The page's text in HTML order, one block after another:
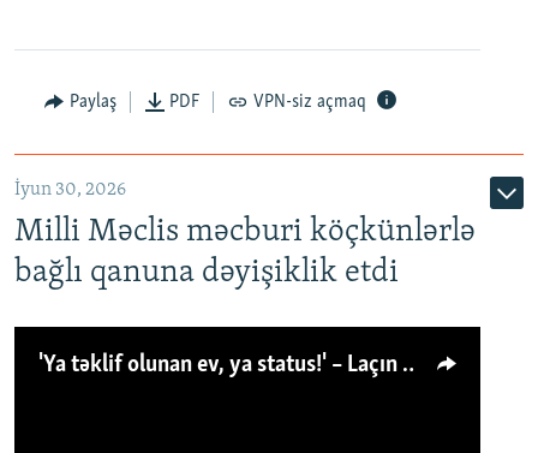
Paylaş PDF VPN-siz açmaq
İyun 30, 2026
Milli Məclis məcburi köçkünlərlə
bağlı qanuna dəyişiklik etdi
'Ya təklif olunan ev, ya status!' – Laçın köçkünü: 'Laçından başqa heç hara!'